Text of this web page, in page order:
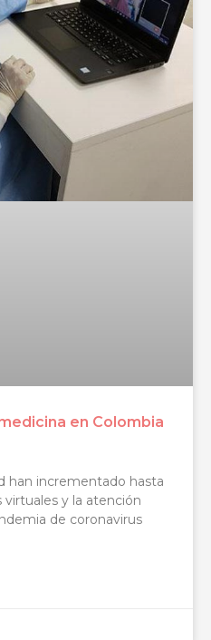
en Colombia
han incrementado hasta
virtuales y la atención
de coronavirus